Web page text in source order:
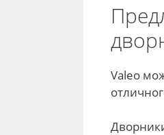
Valeo